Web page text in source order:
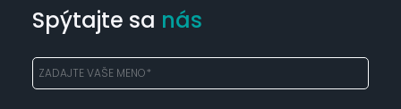
Spýtajte sa nás